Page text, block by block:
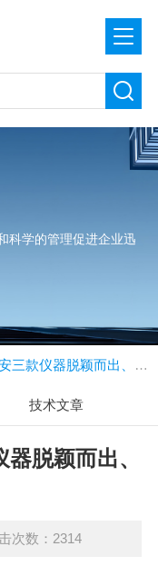
科学的管理促进企业迅
仪器脱颖而出、分获大奖
技术文章
脱颖而出、
次数：2314